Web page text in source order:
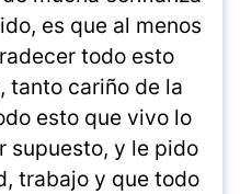
es que al menos
todo esto
tanto cariño de la
esto que vivo lo
supuesto, y le pido
trabajo y que todo